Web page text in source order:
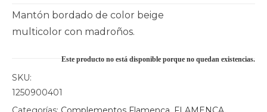
Mantón bordado de color beige
multicolor con madroños.
Este producto no está disponible porque no quedan existencias.
SKU:
1250900401